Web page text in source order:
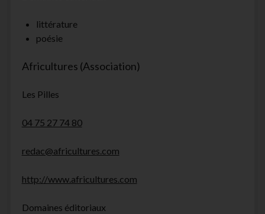
littérature
poésie
Africultures (Association)
Les Pilles
04 75 27 74 80
redac@africultures.com
http://www.africultures.com
Domaines éditoriaux